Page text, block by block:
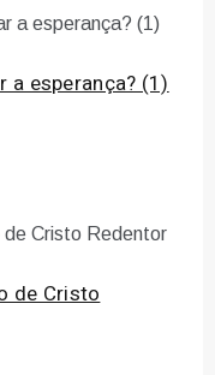
a esperança? (1)
de Cristo